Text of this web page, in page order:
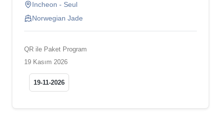
Incheon - Seul
Norwegian Jade
QR ile Paket Program
19 Kasım 2026
19-11-2026